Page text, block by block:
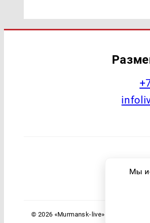
© 2026 «Murmansk-live» | Все права
Мы